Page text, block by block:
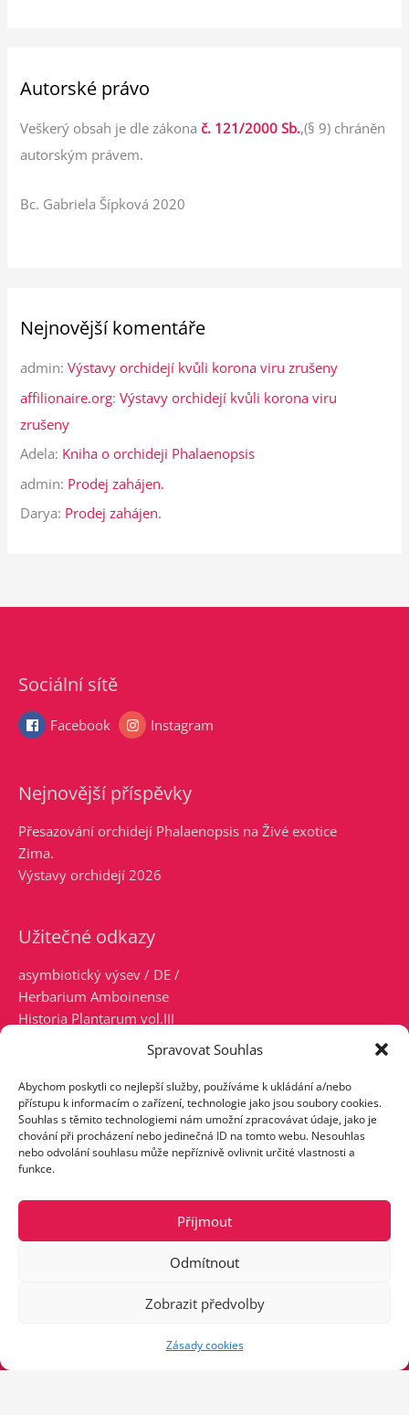
Spravovat Souhlas
Abychom poskytli co nejlepší služby, používáme k ukládání a/nebo
přístupu k informacím o zařízení, technologie jako jsou soubory cookies.
Souhlas s těmito technologiemi nám umožní zpracovávat údaje, jako je
chování při procházení nebo jedinečná ID na tomto webu. Nesouhlas
nebo odvolání souhlasu může nepříznivě ovlivnit určité vlastnosti a
funkce.
Příjmout
Odmítnout
Zobrazit předvolby
Zásady cookies
Autorské právo
Veškerý obsah je dle zákonač. 121/2000 Sb.,(§ 9) chráněn
autorským právem.
Bc. Gabriela Šípková 2020
Nejnovější komentáře
admin:Výstavy orchidejí kvůli korona viru zrušeny
affilionaire.org:Výstavy orchidejí kvůli korona viru
zrušeny
Adela: Kniha o orchideji Phalaenopsis
admin: Prodej zahájen.
Darya: Prodej zahájen.
Sociální sítě
Facebook Instagram
Nejnovější příspěvky
Přesazování orchidejí Phalaenopsis na Živé exotice
Zima.
Výstavy orchidejí 2026
Užitečné odkazy
asymbiotický výsev / DE /
Herbarium Amboinense
Historia Plantarum vol.III
Klepnutím přijměte marketingové
soubory cookie a povolte tento obsah